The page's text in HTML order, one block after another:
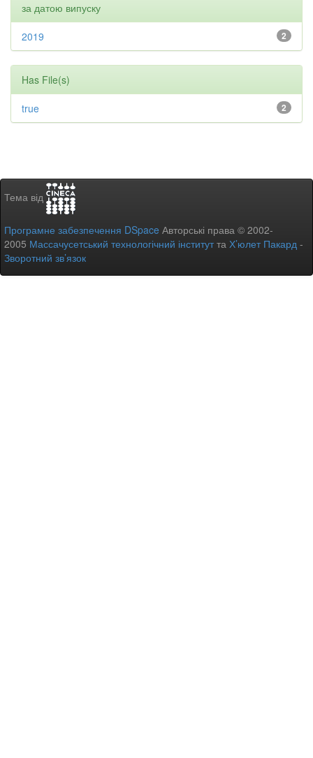
за датою випуску
2
2019
Has File(s)
2
true
Тема від
Програмне забезпечення DSpace Авторські права © 2002-
2005 Массачусетський технологічний інститутта Х’юлет Пакард -
Зворотний зв’язок